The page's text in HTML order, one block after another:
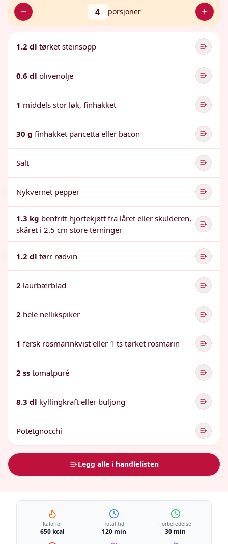
4 porsjoner
1.2 dl tørket steinsopp
0.6 dl olivenolje
1 middels stor løk, finhakket
30 g finhakket pancetta eller bacon
Salt
Nykvernet pepper
1.3 kg benfritt hjortekjøtt fra låret eller skulderen,
skåret i 2.5 cm store terninger
1.2 dl tørr rødvin
2 laurbærblad
2 hele nellikspiker
1 fersk rosmarinkvist eller 1 ts tørket rosmarin
2 ss tomatpuré
8.3 dl kyllingkraft eller buljong
Potetgnocchi
Legg alle i handlelisten
Kalorier
650 kcal
Total tid
120 min
Forberedelse
30 min